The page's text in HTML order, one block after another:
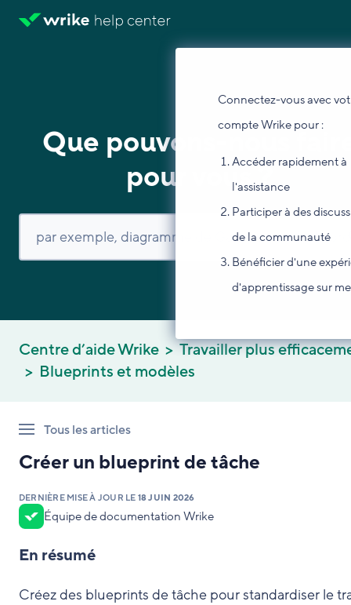
Connectez-vous avec
compte Wrike pour :
Accéder rapidement à
l'assistance
Participer à des
de la communauté
Bénéficier d'une
d'apprentissage sur
Que pouvons-nous
pour vous ?
Centre d’aide Wrike
Travailler plus
Blueprints et modèles
Tous les articles
Créer un blueprint de tâche
DERNIÈRE MISE À JOUR LE 18 JUIN 2026
Équipe de documentation Wrike
En résumé
Créez des blueprints de tâche pour standardiser le